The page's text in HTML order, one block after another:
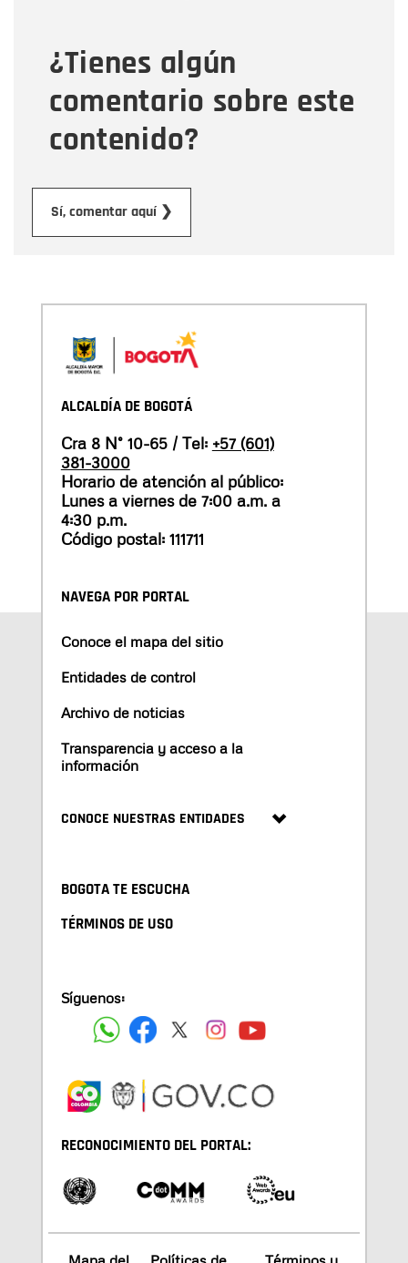
¿Tienes algún
comentario sobre este
contenido?
Sí, comentar aquí ❯
Mensaje
ALCALDÍA DE BOGOTÁ
Cra 8 N° 10-65 / Tel: +57 (601)
381-3000
Horario de atención al público:
Lunes a viernes de 7:00 a.m. a
4:30 p.m.
Código postal: 111711
NAVEGA POR PORTAL
Conoce el mapa del sitio
Entidades de control
Archivo de noticias
Transparencia y acceso a la
información
CONOCE NUESTRAS ENTIDADES
BOGOTA TE ESCUCHA
TÉRMINOS DE USO
Síguenos:
RECONOCIMIENTO DEL PORTAL: